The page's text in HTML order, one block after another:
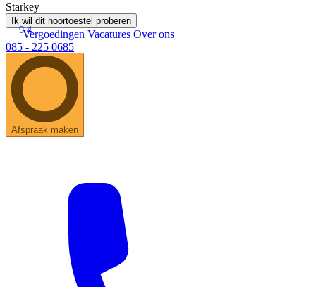
Starkey
Ik wil dit hoortoestel proberen
9.4
Vergoedingen Vacatures Over ons
085 - 225 0685
Afspraak maken